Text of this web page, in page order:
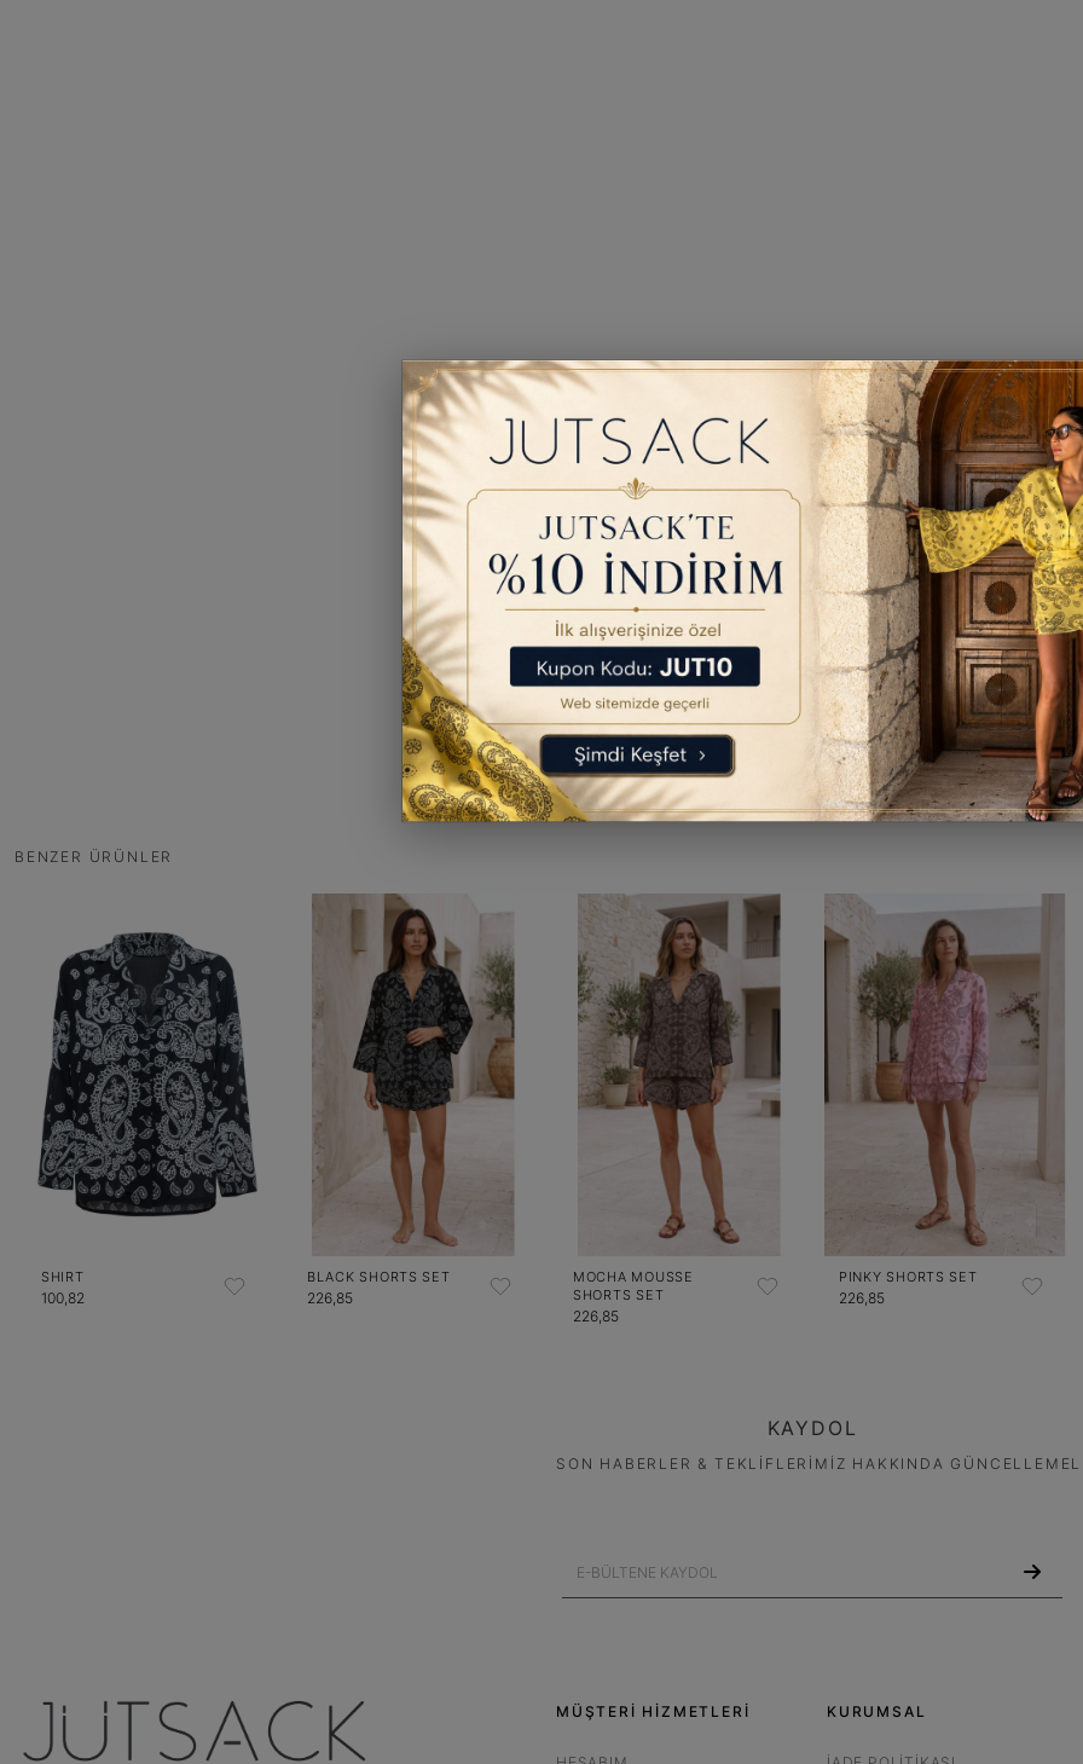
BENZER ÜRÜNLER
SHIRT
100,82
BLACK SHORTS SET
226,85
MOCHA MOUSSE
SHORTS SET
226,85
PINKY SHORTS SET
226,85
KAYDOL
SON HABERLER & TEKLİFLERİMİZ HAKKINDA
MÜŞTERİ HİZMETLERİ KURUMSAL